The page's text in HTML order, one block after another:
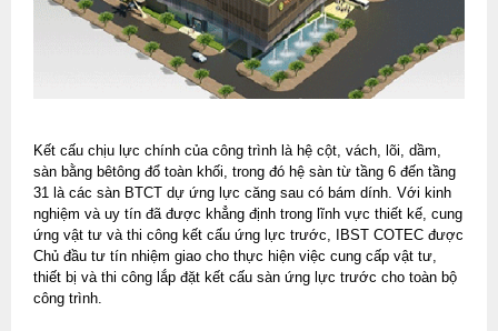
Kết cấu chịu lực chính của công trình là hệ cột, vách, lõi, dầm,
sàn bằng bêtông đổ toàn khối, trong đó hệ sàn từ tầng 6 đến tầng
31 là các sàn BTCT dự ứng lực căng sau có bám dính. Với kinh
nghiệm và uy tín đã được khẳng định trong lĩnh vực thiết kế, cung
ứng vật tư và thi công kết cấu ứng lực trước, IBST COTEC được
Chủ đầu tư tín nhiệm giao cho thực hiện việc cung cấp vật tư,
thiết bị và thi công lắp đặt kết cấu sàn ứng lực trước cho toàn bộ
công trình.